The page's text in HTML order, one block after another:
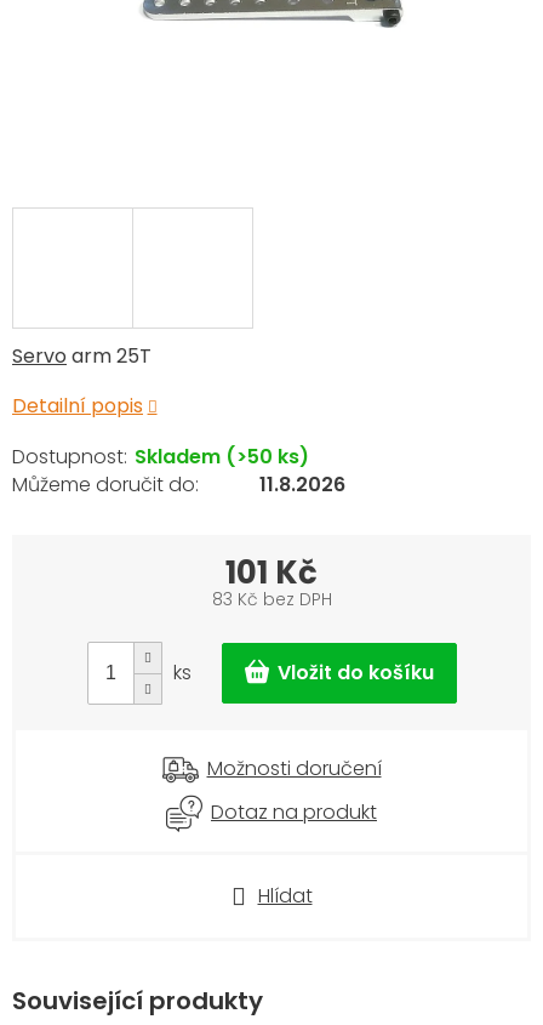
Servo arm 25T
Detailní popis
Hlídat
Skladem (>50 ks)
11.8.2026
101 Kč
83 Kč bez DPH
cena:
ks
Možnosti doručení
Dotaz na produkt
Související produkty